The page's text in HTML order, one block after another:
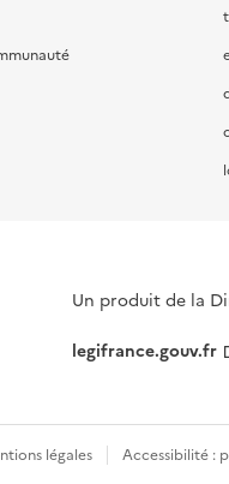
Un produit de la
legifrance.gouv.fr
légales Accessibilité :